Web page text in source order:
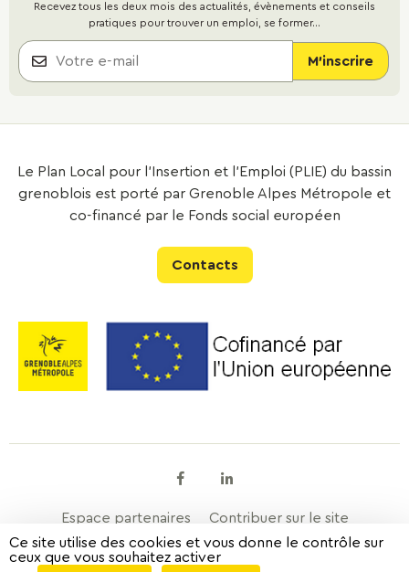
Ce site utilise des cookies et vous donne le contrôle sur
ceux que vous souhaitez activer
Recevez tous les deux mois des actualités, évènements et conseils
pratiques pour trouver un emploi, se former...
Le Plan Local pour l’Insertion et l’Emploi (PLIE) du bassin
grenoblois est porté par Grenoble Alpes Métropole et
co-financé par le Fonds social européen
Contacts
FacebookLinkedin
Espace partenaires Contribuer sur le site
Mentions légales Données personnelles